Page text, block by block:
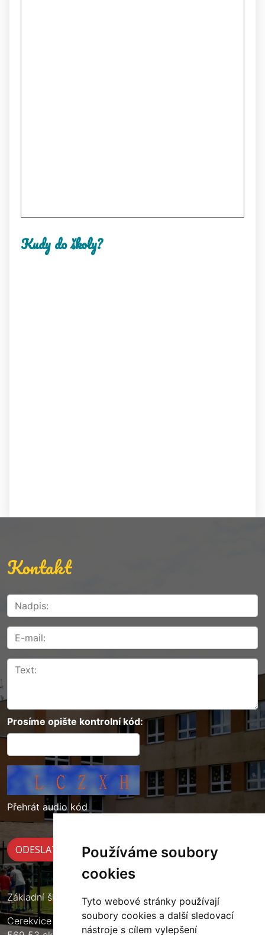
Používáme soubory
cookies
Tyto webové stránky používají
soubory cookies a další sledovací
nástroje s cílem vylepšení
Kudy do školy?
Kontakt
Prosíme opište kontrolní kód:
Přehrát audio kód
Základní škola Cerekvice nad Loučnou
Cerekvice nad Loučnou 135